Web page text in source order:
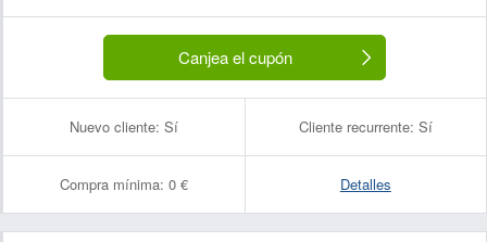
Canjea el cupón
Nuevo cliente: Sí Cliente recurrente: Sí
Compra mínima: 0 € Detalles